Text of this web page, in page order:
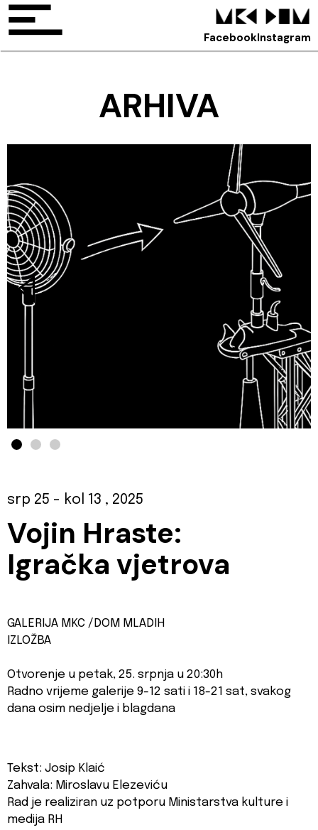
FacebookInstagram
ARHIVA
srp 25 - kol 13 , 2025
Vojin Hraste:
Igračka vjetrova
GALERIJA MKC /DOM MLADIH
IZLOŽBA
Otvorenje u petak, 25. srpnja u 20:30h
Radno vrijeme galerije 9-12 sati i 18-21 sat, svakog
dana osim nedjelje i blagdana
Tekst: Josip Klaić
Zahvala: Miroslavu Elezeviću
Rad je realiziran uz potporu Ministarstva kulture i
medija RH